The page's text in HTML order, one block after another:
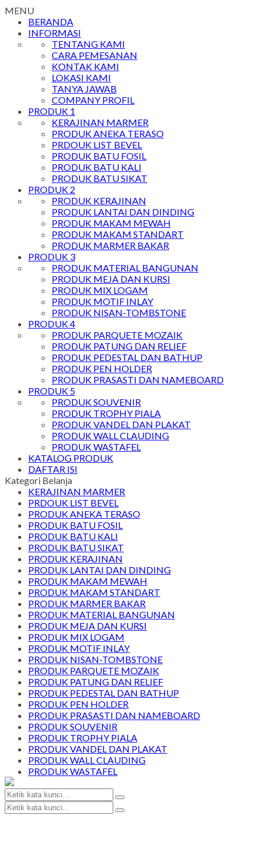
MENU
BERANDA
INFORMASI
TENTANG KAMI
CARA PEMESANAN
KONTAK KAMI
LOKASI KAMI
TANYA JAWAB
COMPANY PROFIL
PRODUK 1
KERAJINAN MARMER
PRODUK ANEKA TERASO
PRDOUK LIST BEVEL
PRODUK BATU FOSIL
PRODUK BATU KALI
PRODUK BATU SIKAT
PRODUK 2
PRODUK KERAJINAN
PRODUK LANTAI DAN DINDING
PRODUK MAKAM MEWAH
PRODUK MAKAM STANDART
PRODUK MARMER BAKAR
PRODUK 3
PRODUK MATERIAL BANGUNAN
PRODUK MEJA DAN KURSI
PRODUK MIX LOGAM
PRODUK MOTIF INLAY
PRODUK NISAN-TOMBSTONE
PRODUK 4
PRODUK PARQUETE MOZAIK
PRODUK PATUNG DAN RELIEF
PRODUK PEDESTAL DAN BATHUP
PRODUK PEN HOLDER
PRODUK PRASASTI DAN NAMEBOARD
PRODUK 5
PRODUK SOUVENIR
PRODUK TROPHY PIALA
PRODUK VANDEL DAN PLAKAT
PRODUK WALL CLAUDING
PRODUK WASTAFEL
KATALOG PRODUK
DAFTAR ISI
Kategori Belanja
KERAJINAN MARMER
PRDOUK LIST BEVEL
PRODUK ANEKA TERASO
PRODUK BATU FOSIL
PRODUK BATU KALI
PRODUK BATU SIKAT
PRODUK KERAJINAN
PRODUK LANTAI DAN DINDING
PRODUK MAKAM MEWAH
PRODUK MAKAM STANDART
PRODUK MARMER BAKAR
PRODUK MATERIAL BANGUNAN
PRODUK MEJA DAN KURSI
PRODUK MIX LOGAM
PRODUK MOTIF INLAY
PRODUK NISAN-TOMBSTONE
PRODUK PARQUETE MOZAIK
PRODUK PATUNG DAN RELIEF
PRODUK PEDESTAL DAN BATHUP
PRODUK PEN HOLDER
PRODUK PRASASTI DAN NAMEBOARD
PRODUK SOUVENIR
PRODUK TROPHY PIALA
PRODUK VANDEL DAN PLAKAT
PRODUK WALL CLAUDING
PRODUK WASTAFEL